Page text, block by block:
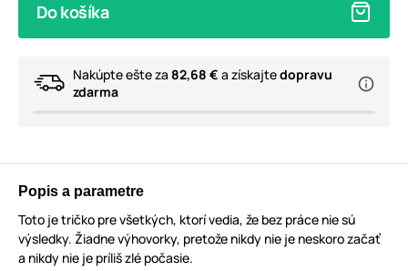
Do košíka
Nakúpte ešte za 82,68 € a získajtedopravu
zdarma
Popis a parametre
Toto je tričko pre všetkých, ktorí vedia, že bez práce nie sú
výsledky. Žiadne výhovorky, pretože nikdy nie je neskoro začať
a nikdy nie je príliš zlé počasie.